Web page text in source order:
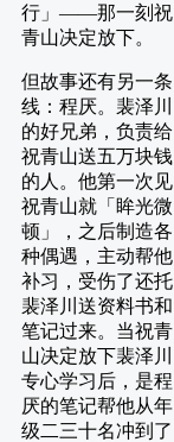
行」——那一刻祝
青山决定放下。
但故事还有另一条
线：程厌。裴泽川
的好兄弟，负责给
祝青山送五万块钱
的人。他第一次见
祝青山就「眸光微
顿」，之后制造各
种偶遇，主动帮他
补习，受伤了还托
裴泽川送资料书和
笔记过来。当祝青
山决定放下裴泽川
专心学习后，是程
厌的笔记帮他从年
级二三十名冲到了